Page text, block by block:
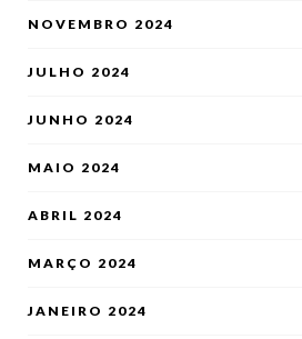
NOVEMBRO 2024
JULHO 2024
JUNHO 2024
MAIO 2024
ABRIL 2024
MARÇO 2024
JANEIRO 2024